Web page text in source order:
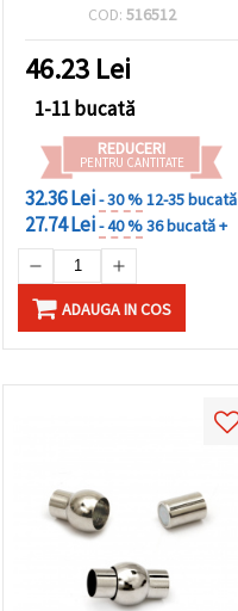
de precizie, 147 ml
COD: 516512
46.23 Lei
1-11 bucată
REDUCERI
PENTRU CANTITATE
32.36 Lei- 30 %12-35 bucată
27.74 Lei- 40 %36 bucată +
ADAUGA IN COS